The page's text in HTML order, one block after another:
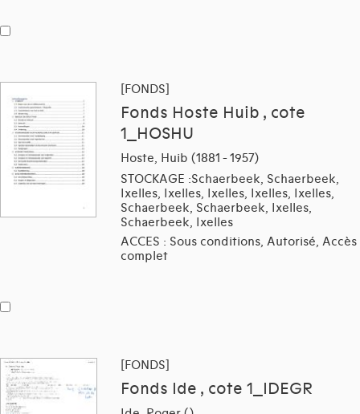
[FONDS]
Fonds Hoste Huib , cote
1_HOSHU
Hoste, Huib (1881 - 1957)
STOCKAGE :Schaerbeek, Schaerbeek,
Ixelles, Ixelles, Ixelles, Ixelles, Ixelles,
Schaerbeek, Schaerbeek, Ixelles,
Schaerbeek, Ixelles
ACCES : Sous conditions, Autorisé, Accès
complet
[FONDS]
Fonds Ide , cote 1_IDEGR